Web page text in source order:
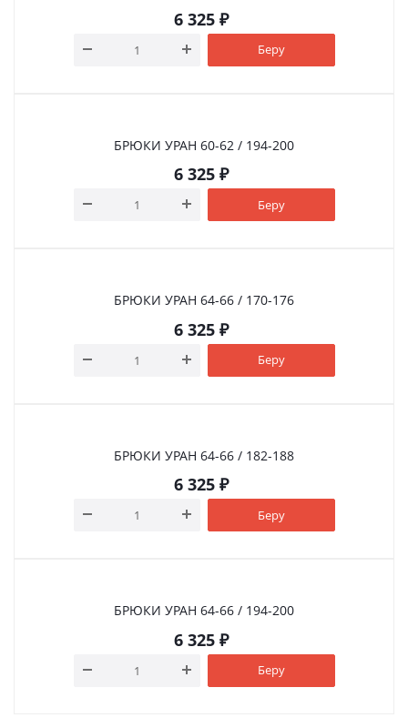
6 325₽
Беру
БРЮКИ УРАН 60-62 / 194-200
6 325₽
Беру
БРЮКИ УРАН 64-66 / 170-176
6 325₽
Беру
БРЮКИ УРАН 64-66 / 182-188
6 325₽
Беру
БРЮКИ УРАН 64-66 / 194-200
6 325₽
Беру